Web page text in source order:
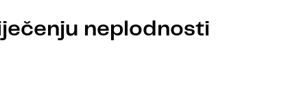
neplodnosti